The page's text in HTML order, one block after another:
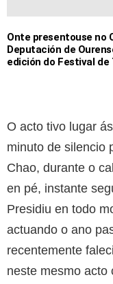
Onte presentouse no
Deputación de
edición do Festival de
O acto tivo lugar
minuto de silencio
Chao, durante o
en pé, instante
Presidiu en todo
actuando o ano
recentemente
neste mesmo acto